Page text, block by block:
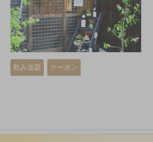
飲み放題 クーポン